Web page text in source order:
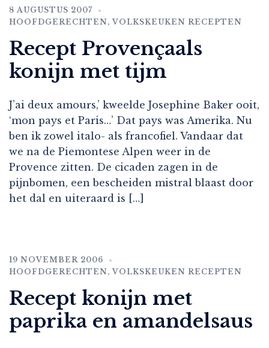
8 AUGUSTUS 2007
HOOFDGERECHTEN,VOLKSKEUKEN RECEPTEN
Recept Provençaals
konijn met tijm
J’ai deux amours,’ kweelde Josephine Baker ooit,
‘mon pays et Paris…’ Dat pays was Amerika. Nu
ben ik zowel italo- als francofiel. Vandaar dat
we na de Piemontese Alpen weer in de
Provence zitten. De cicaden zagen in de
pijnbomen, een bescheiden mistral blaast door
het dal en uiteraard is […]
19 NOVEMBER 2006
HOOFDGERECHTEN,VOLKSKEUKEN RECEPTEN
Recept konijn met
paprika en amandelsaus